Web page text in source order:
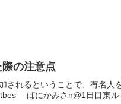
の注意点
されるということで、有名
ぱにかみさn@1日目東